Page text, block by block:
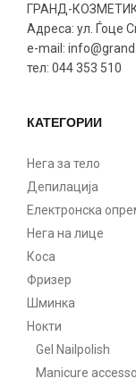
ГРАНД-
Адреса: ул. Ѓоце
e-mail:
тел: 044 353 510
КАТЕГОРИИ
Нега за тело
Депилација
Електронска
Нега на лице
Коса
Фризер
Шминка
Нокти
Gel Nailpolish
Manicure